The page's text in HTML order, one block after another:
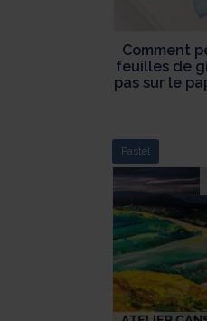
Comment
feuilles de
pas sur le
Pastel